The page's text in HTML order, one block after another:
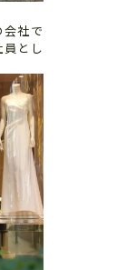
会社で
とし